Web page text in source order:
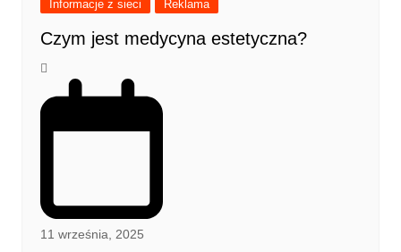
Informacje z sieci Reklama
Czym jest medycyna estetyczna?
11 września, 2025